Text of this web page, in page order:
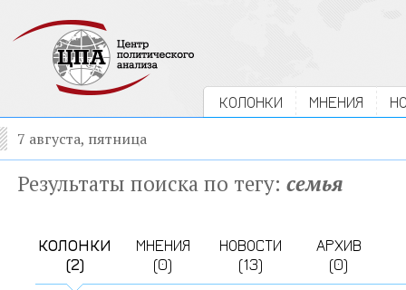
КОЛОНКИ МНЕНИЯ
7 августа, пятница
Результаты поиска по тегу: семья
КОЛОНКИ
(2)
МНЕНИЯ
(0)
НОВОСТИ
(13)
АРХИВ
(0)